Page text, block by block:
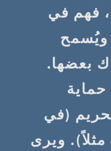
فهم في
ويُسمح
بعضها.
(في
ويرى